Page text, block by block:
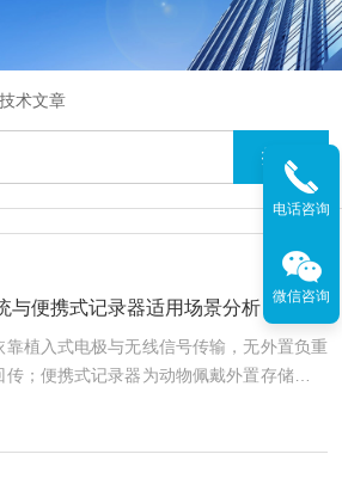
技术文章
与便携式记录器适用场景分析
植入式电极与无线信号传输，无外置负重
；便携式记录器为动物佩戴外置存储记录
据，二者适配截然不同的动物实验场景。无
缚、无负重干扰，适合清醒自由活动动物
电话咨询
微信咨询